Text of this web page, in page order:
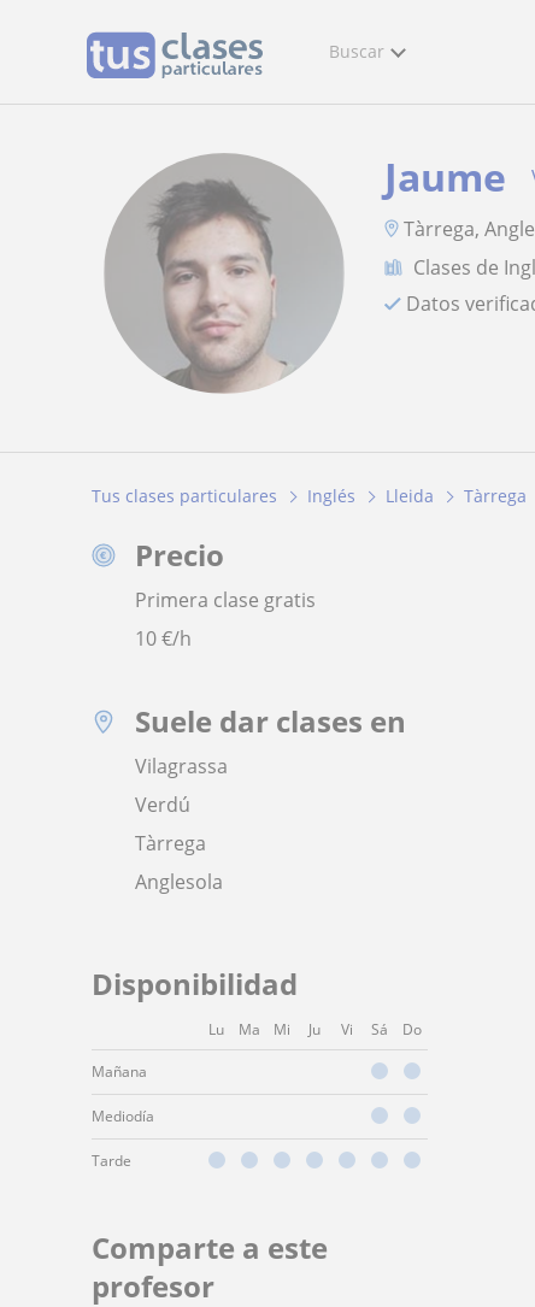
Buscar
Jaume
Tàrrega,
Clases de
Datos
Tus clases particulares Inglés Lleida Tàrrega
Precio
Primera clase gratis
10€/h
Suele dar clases en
Vilagrassa
Verdú
Tàrrega
Anglesola
Disponibilidad
Lu Ma Mi Ju Vi Sá Do
Mañana
Mediodía
Tarde
Comparte a este
profesor